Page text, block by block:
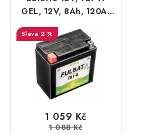
GEL, 12V, 8Ah, 120A,
technologie
135x75x133 FULBAT
(aktivovaná ve výrobě)
2 %
1 059 Kč
1 088 Kč